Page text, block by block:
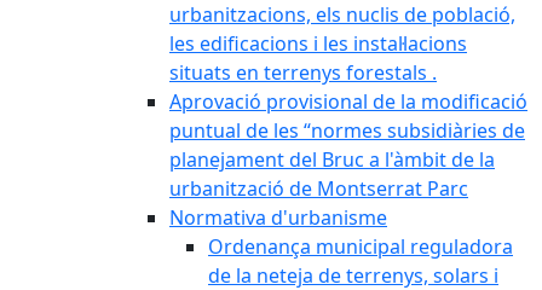
urbanitzacions, els nuclis de població,
les edificacions i les instal·lacions
situats en terrenys forestals .
Aprovació provisional de la modificació
puntual de les “normes subsidiàries de
planejament del Bruc a l'àmbit de la
urbanització de Montserrat Parc
Normativa d'urbanisme
Ordenança municipal reguladora
de la neteja de terrenys, solars i